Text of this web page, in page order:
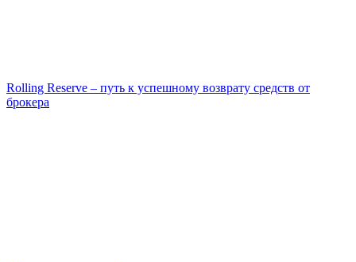
Rolling Reserve – путь к успешному возврату средств от
брокера